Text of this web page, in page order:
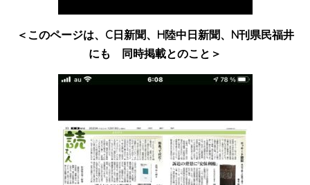
＜このページは、C日新聞、H陸中日新聞、N刊県民福井
にも
同時掲載とのこと＞